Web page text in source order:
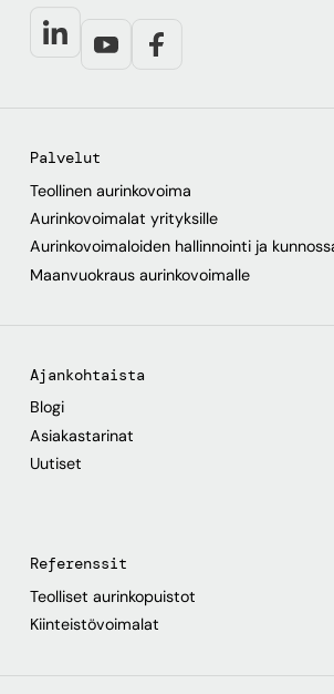
Palvelut
Teollinen aurinkovoima
Aurinkovoimalat yrityksille
Aurinkovoimaloiden hallinnointi ja
Maanvuokraus aurinkovoimalle
Ajankohtaista
Blogi
Asiakastarinat
Uutiset
Referenssit
Teolliset aurinkopuistot
Kiinteistövoimalat